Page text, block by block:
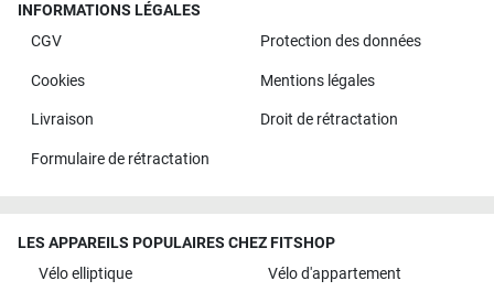
INFORMATIONS LÉGALES
CGV
Protection des données
Cookies Mentions légales
Livraison Droit de rétractation
Formulaire de rétractation
LES APPAREILS POPULAIRES CHEZ FITSHOP
Vélo elliptique
Vélo d'appartement